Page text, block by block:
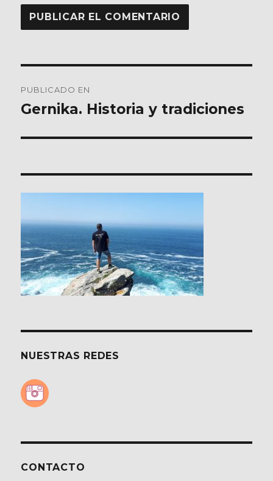
de
PUBLICADO EN
Gernika. Historia y tradiciones
NUESTRAS REDES
CONTACTO